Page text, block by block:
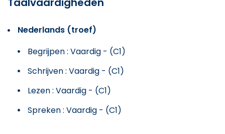
Nederlands (troef)
Begrijpen : Vaardig - (C1)
Schrijven : Vaardig - (C1)
Lezen : Vaardig - (C1)
Spreken : Vaardig - (C1)